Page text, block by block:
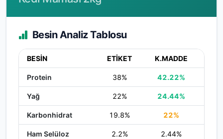
Besin Analiz Tablosu
BESİN ETİKET K.MADDE
Protein 38% 42.22%
Yağ 22% 24.44%
Karbonhidrat 19.8% 22%
Ham Selüloz 2.2% 2.44%